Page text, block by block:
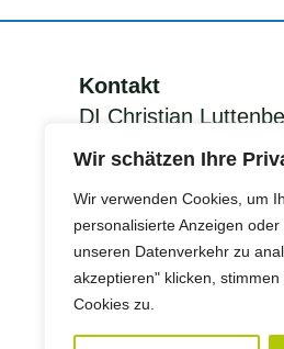
Wir schätzen Ihre
Wir verwenden Cookies, um
personalisierte Anzeigen
unseren Datenverkehr zu
akzeptieren" klicken,
Cookies zu.
Kontakt
DI Christian
KEM Manager
+43 (0)676 78400
Mail: